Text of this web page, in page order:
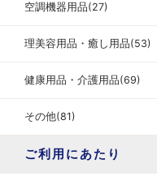
空調機器用品(27)
理美容用品・癒し用品(53)
健康用品・介護用品(69)
その他(81)
ご利用にあたり